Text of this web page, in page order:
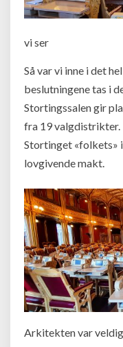
vi ser
Så var vi inne i det
beslutningene tas i
Stortingssalen gir
fra 19 valgdistrikter.
Stortinget «folkets»
lovgivende makt.
Arkitekten var